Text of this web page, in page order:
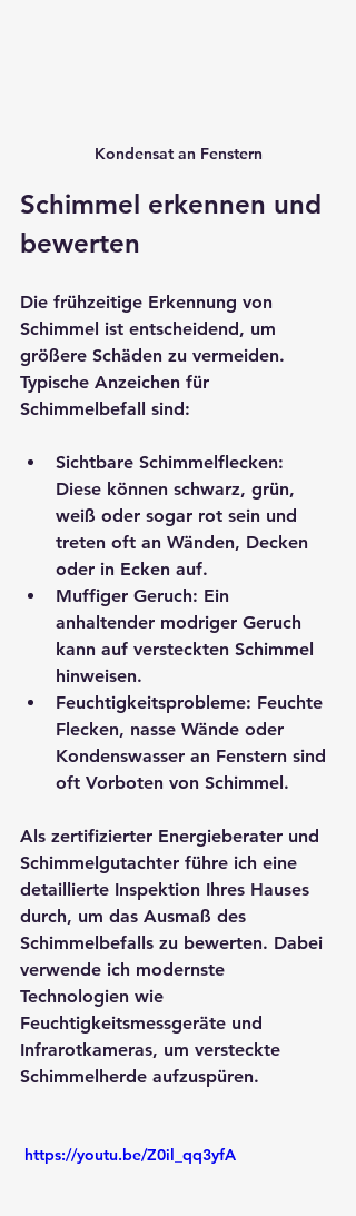
Kondensat an Fenstern
Schimmel erkennen und
bewerten
Die frühzeitige Erkennung von
Schimmel ist entscheidend, um
größere Schäden zu vermeiden.
Typische Anzeichen für
Schimmelbefall sind:
Sichtbare Schimmelflecken:
Diese können schwarz, grün,
weiß oder sogar rot sein und
treten oft an Wänden, Decken
oder in Ecken auf.
Muffiger Geruch: Ein
anhaltender modriger Geruch
kann auf versteckten Schimmel
hinweisen.
Feuchtigkeitsprobleme: Feuchte
Flecken, nasse Wände oder
Kondenswasser an Fenstern sind
oft Vorboten von Schimmel.
Als zertifizierter Energieberater und
Schimmelgutachter führe ich eine
detaillierte Inspektion Ihres Hauses
durch, um das Ausmaß des
Schimmelbefalls zu bewerten. Dabei
verwende ich modernste
Technologien wie
Feuchtigkeitsmessgeräte und
Infrarotkameras, um versteckte
Schimmelherde aufzuspüren.
https://youtu.be/Z0il_qq3yfA